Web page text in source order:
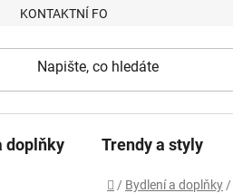
KONTAKTNÍ FORMULÁŘ
doplňky Trendy a styly
Domů
/ Bydlení a doplňky /